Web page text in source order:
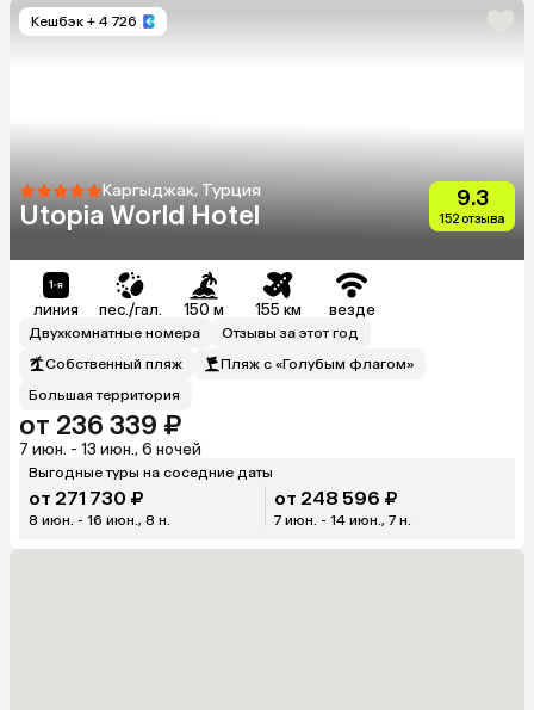
Кешбэк + 4 726
Каргыджак, Турция
Utopia World Hotel
9.3
152 отзыва
линия пес./гал. 150 м 155 км везде
Двухкомнатные номера
Отзывы за этот год
Собственный пляж
Пляж с «Голубым флагом»
Большая территория
от 236 339 ₽
7 июн. - 13 июн., 6 ночей
Выгодные туры на соседние даты
от 271 730 ₽
8 июн. - 16 июн., 8 н.
от 248 596 ₽
7 июн. - 14 июн., 7 н.